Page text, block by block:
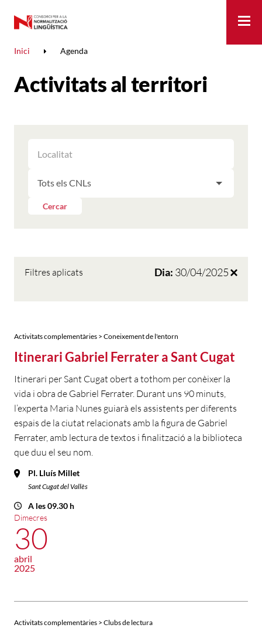
Inici Agenda
Activitats al territori
ELS
RESULTATS
LES
PER
LES
Cercar
Filtres aplicats Dia: 30/04/2025
Activitats complementàries > Coneixement de l'entorn
Itinerari Gabriel Ferrater a Sant Cugat
Itinerari per Sant Cugat obert a tothom per conèixer la
vida i obra de Gabriel Ferrater. Durant uns 90 minuts,
l’experta Maria Nunes guiarà els assistents per diferents
espais de la ciutat relacionats amb la figura de Gabriel
Ferrater, amb lectura de textos i finalització a la biblioteca
que duu el seu nom.
Pl. Lluís Millet
Sant Cugat del Vallès
A les 09.30 h
Dimecres
30
abril
2025
Activitats complementàries > Clubs de lectura